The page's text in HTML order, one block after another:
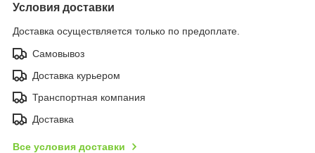
Условия доставки
Доставка осуществляется только по предоплате.
Самовывоз
Доставка курьером
Транспортная компания
Доставка
Все условия доставки